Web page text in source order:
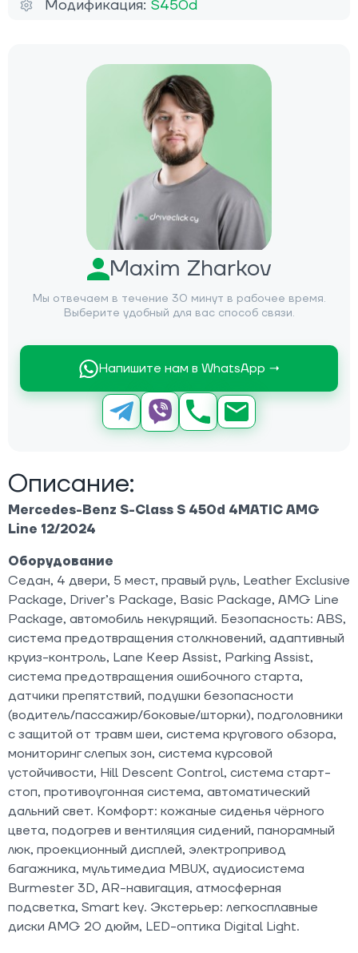
Maxim Zharkov
Мы отвечаем в течение 30 минут в рабочее время.
Выберите удобный для вас способ связи.
Напишите нам в WhatsApp →
Описание:
Mercedes-Benz S-Class S 450d 4MATIC AMG
Line 12/2024
Оборудование
Седан, 4 двери, 5 мест, правый руль, Leather Exclusive
Package, Driver’s Package, Basic Package, AMG Line
Package, автомобиль некурящий. Безопасность: ABS,
система предотвращения столкновений, адаптивный
круиз-контроль, Lane Keep Assist, Parking Assist,
система предотвращения ошибочного старта,
датчики препятствий, подушки безопасности
(водитель/пассажир/боковые/шторки), подголовники
с защитой от травм шеи, система кругового обзора,
мониторинг слепых зон, система курсовой
устойчивости, Hill Descent Control, система старт-
стоп, противоугонная система, автоматический
дальний свет. Комфорт: кожаные сиденья чёрного
цвета, подогрев и вентиляция сидений, панорамный
люк, проекционный дисплей, электропривод
багажника, мультимедиа MBUX, аудиосистема
Burmester 3D, AR-навигация, атмосферная
подсветка, Smart key. Экстерьер: легкосплавные
диски AMG 20 дюйм, LED-оптика Digital Light.
Модификация: S450d